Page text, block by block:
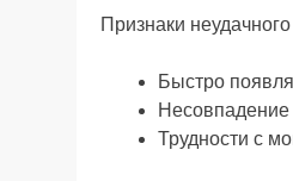
Признаки
Быстро
Несовпадение
Трудности с